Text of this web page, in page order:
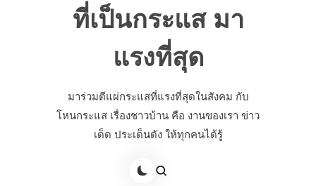
ที่เป็นกระแส มา
แรงที่สุด
มาร่วมตีแผ่กระแสที่แรงที่สุดในสังคม กับ
โหนกระแส เรื่องชาวบ้าน คือ งานของเรา ข่าว
เด็ด ประเด็นดัง ให้ทุกคนได้รู้